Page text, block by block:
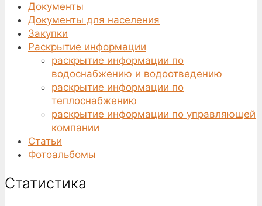
Документы
Документы для населения
Закупки
Раскрытие информации
раскрытие информации по
водоснабжению и водоотведению
раскрытие информации по
теплоснабжению
раскрытие информации по управляющей
компании
Статьи
Фотоальбомы
Статистика